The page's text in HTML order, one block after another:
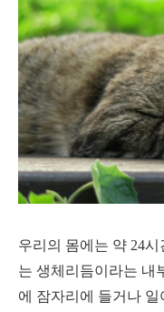
우리의 몸에는 약 24
는 생체리듬이라는 내
에 잠자리에 들거나